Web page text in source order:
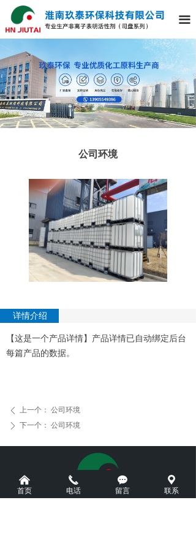
끀
公司环境
详情介绍
【这是一个产品详情】产品详情已自动绑定后台
每篇产品的数据。
ꄴ 上一个： 公司环境
ꄲ 下一个： 公司环境
낀
首页
끅
电话
끁
留言
끇
联系